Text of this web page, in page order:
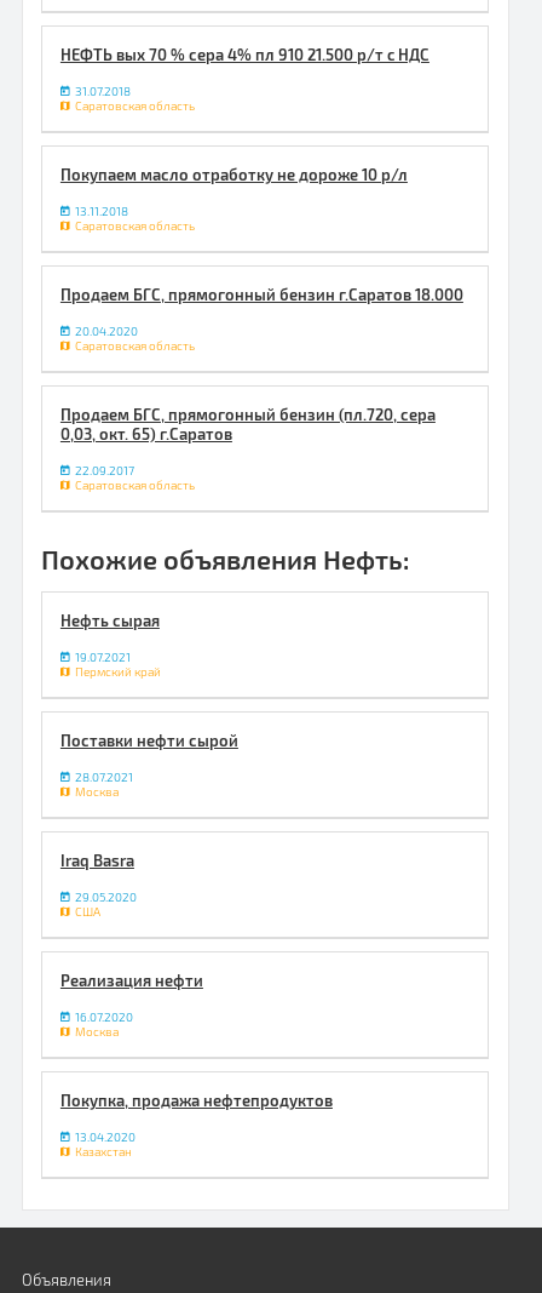
НЕФТЬ вых 70 % сера 4% пл 910 21.500 р/т c НДС
31.07.2018
Саратовская область
Покупаем масло отработку не дороже 10 р/л
13.11.2018
Саратовская область
Продаем БГС, прямогонный бензин г.Саратов 18.000
20.04.2020
Саратовская область
Продаем БГС, прямогонный бензин (пл.720, сера
0,03, окт. 65) г.Саратов
22.09.2017
Саратовская область
Похожие объявления Нефть:
Нефть сырая
19.07.2021
Пермский край
Поставки нефти сырой
28.07.2021
Москва
Iraq Basra
29.05.2020
США
Реализация нефти
16.07.2020
Москва
Покупка, продажа нефтепродуктов
13.04.2020
Казахстан
Объявления